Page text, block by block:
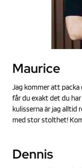
Maurice
Jag kommer att
får du exakt det du
kulisserna är jag alltid
med stor stolthet!
Dennis